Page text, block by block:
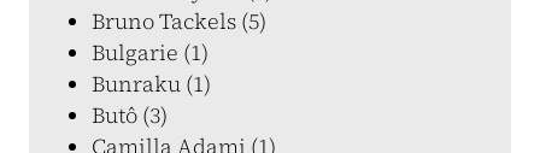
Bruno Tackels (5)
Bulgarie (1)
Bunraku (1)
Butô (3)
Camilla Adami (1)